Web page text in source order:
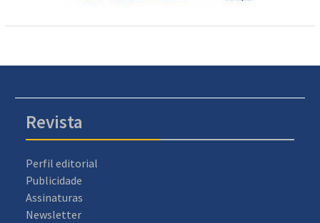
Revista
Perfil editorial
Publicidade
Assinaturas
Newsletter